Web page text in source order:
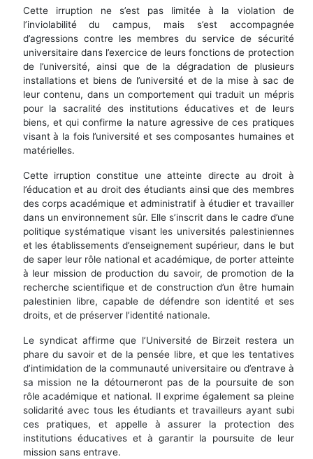
Cette irruption ne s’est pas limitée à la violation de
l’inviolabilité du campus, mais s’est accompagnée
d’agressions contre les membres du service de sécurité
universitaire dans l’exercice de leurs fonctions de protection
de l’université, ainsi que de la dégradation de plusieurs
installations et biens de l’université et de la mise à sac de
leur contenu, dans un comportement qui traduit un mépris
pour la sacralité des institutions éducatives et de leurs
biens, et qui confirme la nature agressive de ces pratiques
visant à la fois l’université et ses composantes humaines et
matérielles.
Cette irruption constitue une atteinte directe au droit à
l’éducation et au droit des étudiants ainsi que des membres
des corps académique et administratif à étudier et travailler
dans un environnement sûr. Elle s’inscrit dans le cadre d’une
politique systématique visant les universités palestiniennes
et les établissements d’enseignement supérieur, dans le but
de saper leur rôle national et académique, de porter atteinte
à leur mission de production du savoir, de promotion de la
recherche scientifique et de construction d’un être humain
palestinien libre, capable de défendre son identité et ses
droits, et de préserver l’identité nationale.
Le syndicat affirme que l’Université de Birzeit restera un
phare du savoir et de la pensée libre, et que les tentatives
d’intimidation de la communauté universitaire ou d’entrave à
sa mission ne la détourneront pas de la poursuite de son
rôle académique et national. Il exprime également sa pleine
solidarité avec tous les étudiants et travailleurs ayant subi
ces pratiques, et appelle à assurer la protection des
institutions éducatives et à garantir la poursuite de leur
mission sans entrave.